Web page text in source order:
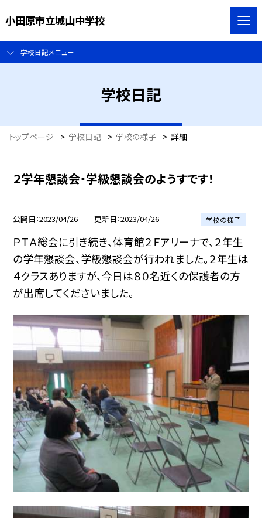
小田原市立城山中学校
学校日記メニュー
学校日記
トップページ > 学校日記 > 学校の様子 > 詳細
２学年懇談会・学級懇談会のようすです！
公開日 2023/04/26 更新日 2023/04/26 学校の様子
ＰＴＡ総会に引き続き、体育館２Ｆアリーナで、２年生
の学年懇談会、学級懇談会が行われました。２年生は
４クラスありますが、今日は８０名近くの保護者の方
が出席してくださいました。